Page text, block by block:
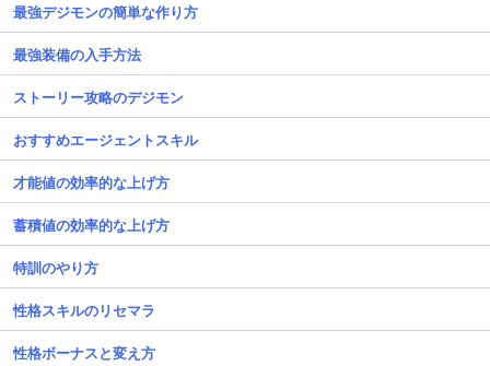
最強デジモンの簡単な作り方
最強装備の入手方法
ストーリー攻略のデジモン
おすすめエージェントスキル
才能値の効率的な上げ方
蓄積値の効率的な上げ方
特訓のやり方
性格スキルのリセマラ
性格ボーナスと変え方